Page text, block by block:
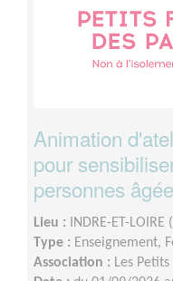
Animation
pour
personnes
Lieu : INDRE-ET-LOIRE
Type : Enseignement,
Association : Les